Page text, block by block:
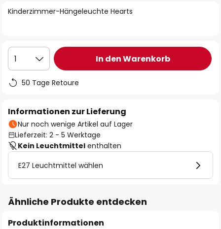
Kinderzimmer-Hängeleuchte Hearts
1 In den Warenkorb
50 Tage Retoure
Informationen zur Lieferung
Nur noch wenige Artikel auf Lager
Lieferzeit: 2 - 5 Werktage
Kein Leuchtmittel enthalten
E27 Leuchtmittel wählen
Ähnliche Produkte entdecken
Produktinformationen